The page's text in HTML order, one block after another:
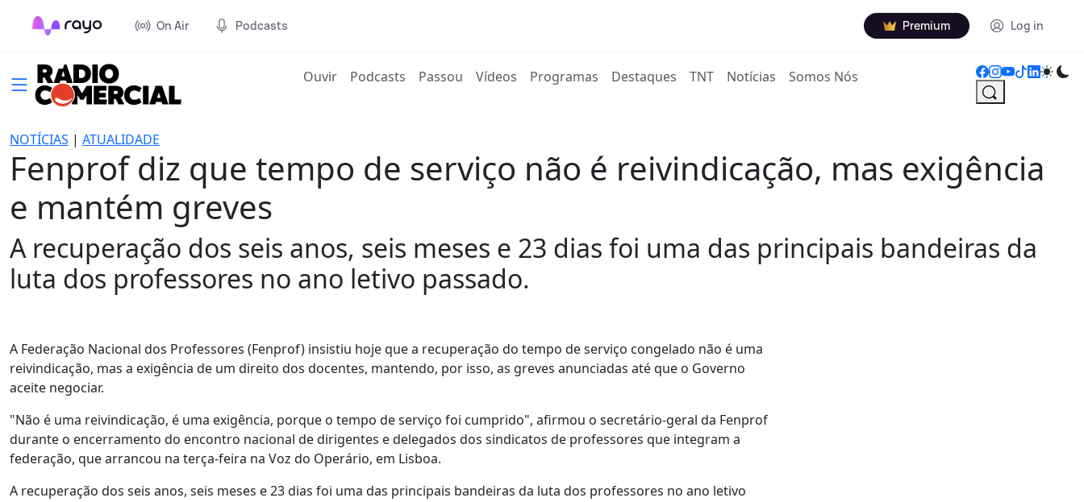
On Air Podcasts Premium Log in
Ouvir(current)
Podcasts Passou Vídeos Programas Destaques TNT Notícias Somos Nós
NOTÍCIAS | ATUALIDADE
Fenprof diz que tempo de serviço não é reivindicação, mas exigência
e mantém greves
A recuperação dos seis anos, seis meses e 23 dias foi uma das principais bandeiras da
luta dos professores no ano letivo passado.
A Federação Nacional dos Professores (Fenprof) insistiu hoje que a recuperação do tempo de serviço congelado não é uma
reivindicação, mas a exigência de um direito dos docentes, mantendo, por isso, as greves anunciadas até que o Governo
aceite negociar.
"Não é uma reivindicação, é uma exigência, porque o tempo de serviço foi cumprido", afirmou o secretário-geral da Fenprof
durante o encerramento do encontro nacional de dirigentes e delegados dos sindicatos de professores que integram a
federação, que arrancou na terça-feira na Voz do Operário, em Lisboa.
A recuperação dos seis anos, seis meses e 23 dias foi uma das principais bandeiras da luta dos professores no ano letivo